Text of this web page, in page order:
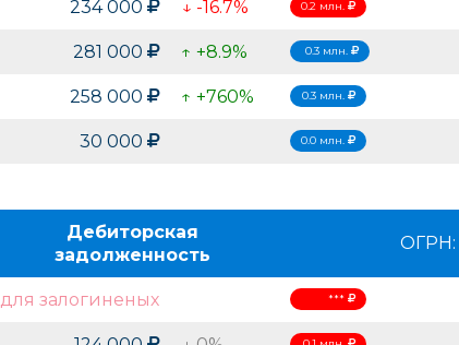
Островок уюта VTech
Гонконг
234 000 ↓ -16.7% 0.2 млн.
281 000 ↑ +8.9% 0.3 млн.
258 000 ↑ +760% 0.3 млн.
30 000 0.0 млн.
Дебиторская
задолженность
ОГРН:
для залогиненых ***